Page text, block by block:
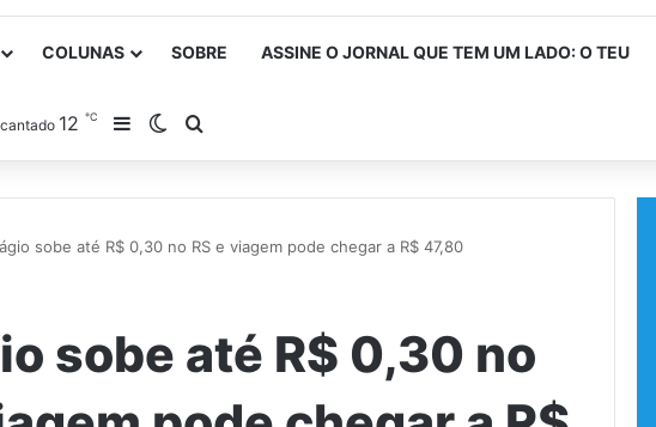
COLUNAS SOBRE ASSINE O JORNAL QUE TEM UM LADO: O TEU
12℃ Barra Lateral
Switch skin
sobe até R$ 0,30 no RS e viagem pode chegar a R$ 47,80
sobe até R$ 0,30 no